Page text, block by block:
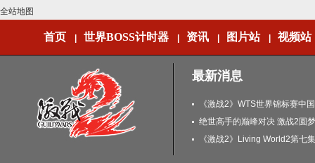
全站地图
首页 世界BOSS计时器 资讯 图片站 视频站
最新消息
《激战2》WTS世界锦标赛中
闻
绝世高手的巅峰对决 激战2圆
《激战2》Living World2第七